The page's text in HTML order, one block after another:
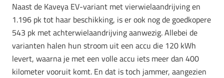
Naast de Kaveya EV-variant met vierwielaandrijving en
1.196 pk tot haar beschikking, is er ook nog de goedkopere
543 pk met achterwielaandrijving aanwezig. Allebei de
varianten halen hun stroom uit een accu die 120 kWh
levert, waarna je met een volle accu iets meer dan 400
kilometer vooruit komt. En dat is toch jammer, aangezien